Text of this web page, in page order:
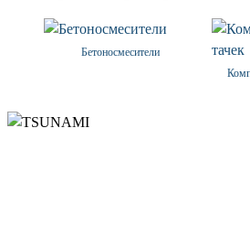
Бетоносмесители